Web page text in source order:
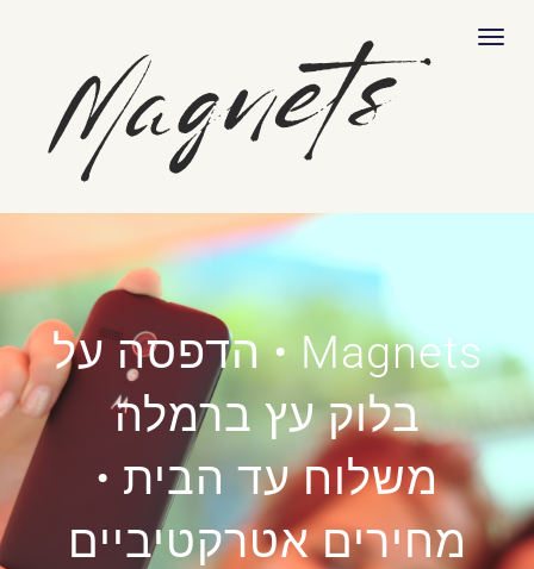
תפריט
Magnets • הדפסה על
בלוק עץ ברמלה
משלוח עד הבית •
מחירים אטרקטיביים